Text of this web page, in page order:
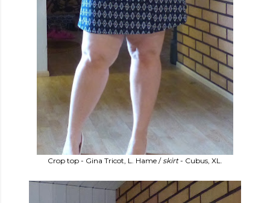
Crop top - Gina Tricot, L. Hame /skirt- Cubus, XL.